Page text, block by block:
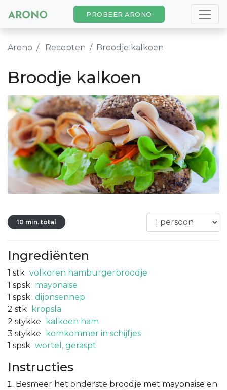
PROBEER ARONO
Arono Recepten Broodje kalkoen
Broodje kalkoen
10 min. total
Ingrediënten
1 stk volkoren hamburgerbroodje
1 spsk mayonaise
1 spsk dijonsennep
2 stk
kropsla
2 stykke
kalkoen ham
3 stykke
komkommer in schijfjes
1 spsk wortel, geraspt
Instructies
Besmeer het onderste broodje met mayonaise en